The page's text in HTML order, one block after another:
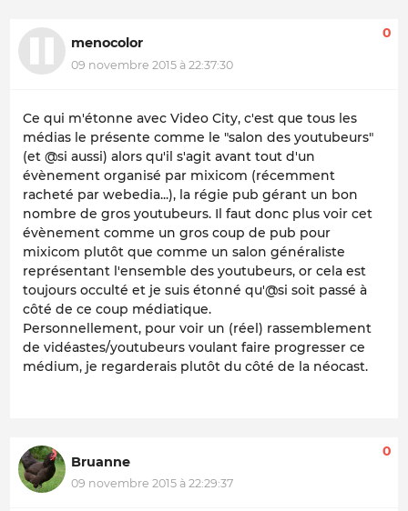
menocolor
09 novembre 2015 à 22:37:30
0
Ce qui m'étonne avec Video City, c'est que tous les
médias le présente comme le "salon des youtubeurs"
(et @si aussi) alors qu'il s'agit avant tout d'un
évènement organisé par mixicom (récemment
racheté par webedia...), la régie pub gérant un bon
nombre de gros youtubeurs. Il faut donc plus voir cet
évènement comme un gros coup de pub pour
mixicom plutôt que comme un salon généraliste
représentant l'ensemble des youtubeurs, or cela est
toujours occulté et je suis étonné qu'@si soit passé à
côté de ce coup médiatique.
Personnellement, pour voir un (réel) rassemblement
de vidéastes/youtubeurs voulant faire progresser ce
médium, je regarderais plutôt du côté de la néocast.
Bruanne
09 novembre 2015 à 22:29:37
0